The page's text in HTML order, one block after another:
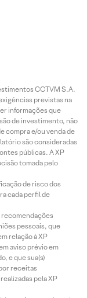
CCTVM S.A.
previstas na
informações que
de investimento, não
compra e/ou venda de
são consideradas
públicas. A XP
tomada pelo
de risco dos
cada perfil de
recomendações
pessoais, que
relação à XP
aviso prévio em
e que sua(s)
receitas
pela XP